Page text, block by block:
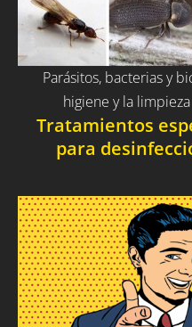
Parásitos, bacterias y
higiene y la
Tratamientos
para